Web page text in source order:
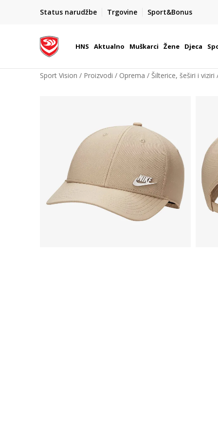
Status narudžbe Trgovine Sport&Bonus
BOX NOW
Dostava 1,50 €
| Više od 800 paketomata u
HNS Aktualno Muškarci Žene Djeca
Sport Vision Proizvodi Oprema Šilterice, šeširi i viziri